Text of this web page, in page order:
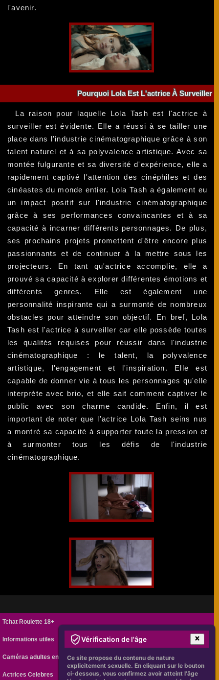
l'avenir.
Pourquoi Lola Est L'actrice À Surveiller
La raison pour laquelle Lola Tash est l'actrice à
surveiller est évidente. Elle a réussi à se tailler une
place dans l'industrie cinématographique grâce à son
talent naturel et à sa polyvalence artistique. Avec sa
montée fulgurante et sa diversité d'expérience, elle a
rapidement captivé l'attention des cinéphiles et des
cinéastes du monde entier. Lola Tash a également eu
un impact positif sur l'industrie cinématographique
grâce à ses performances convaincantes et à sa
capacité à incarner différents personnages. De plus,
ses prochains projets promettent d'être encore plus
passionnants et de continuer à la mettre sous les
projecteurs. En tant qu'actrice accomplie, elle a
prouvé sa capacité à explorer différentes émotions et
différents genres. Elle est également une
personnalité inspirante qui a surmonté de nombreux
obstacles pour atteindre son objectif. En bref, Lola
Tash est l'actrice à surveiller car elle possède toutes
les qualités requises pour réussir dans l'industrie
cinématographique : le talent, la polyvalence
artistique, l'engagement et l'inspiration. Elle est
capable de donner vie à tous les personnages qu'elle
interprète avec brio, et elle sait comment captiver le
public avec son charme candide. Enfin, il est
important de noter que l'actrice Lola Tash seins nus
a montré sa capacité à supporter toute la pression et
à surmonter tous les défis de l'industrie
cinématographique.
Tchat Roulette 18+
Informations utiles
Caméras adultes en ligne
Actrices Celebres
Vérification de l'âge
Ce site propose du contenu de nature
explicitement sexuelle. En cliquant sur le bouton
ci-dessous, vous confirmez avoir atteint l'âge